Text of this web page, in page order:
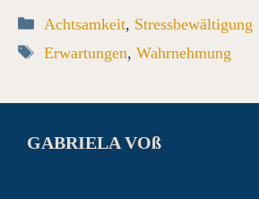
Kategorien
Achtsamkeit, Stressbewältigung
Schlagwörter
Erwartungen, Wahrnehmung
GABRIELA VOß